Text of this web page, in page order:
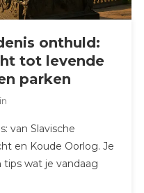
onthuld:
tot levende
parken
van Slavische
en Koude Oorlog. Je
wat je vandaag